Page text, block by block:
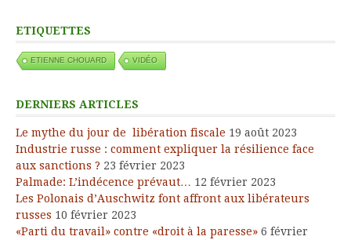
ETIQUETTES
ETIENNE CHOUARD VIDÉO
DERNIERS ARTICLES
Le mythe du jour de libération fiscale 19 août 2023
Industrie russe : comment expliquer la résilience face
aux sanctions ? 23 février 2023
Palmade: L’indécence prévaut… 12 février 2023
Les Polonais d’Auschwitz font affront aux libérateurs
russes 10 février 2023
«Parti du travail» contre «droit à la paresse» 6 février